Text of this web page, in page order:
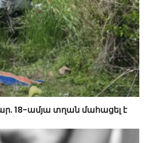
18-ամյա տղան մահացել է